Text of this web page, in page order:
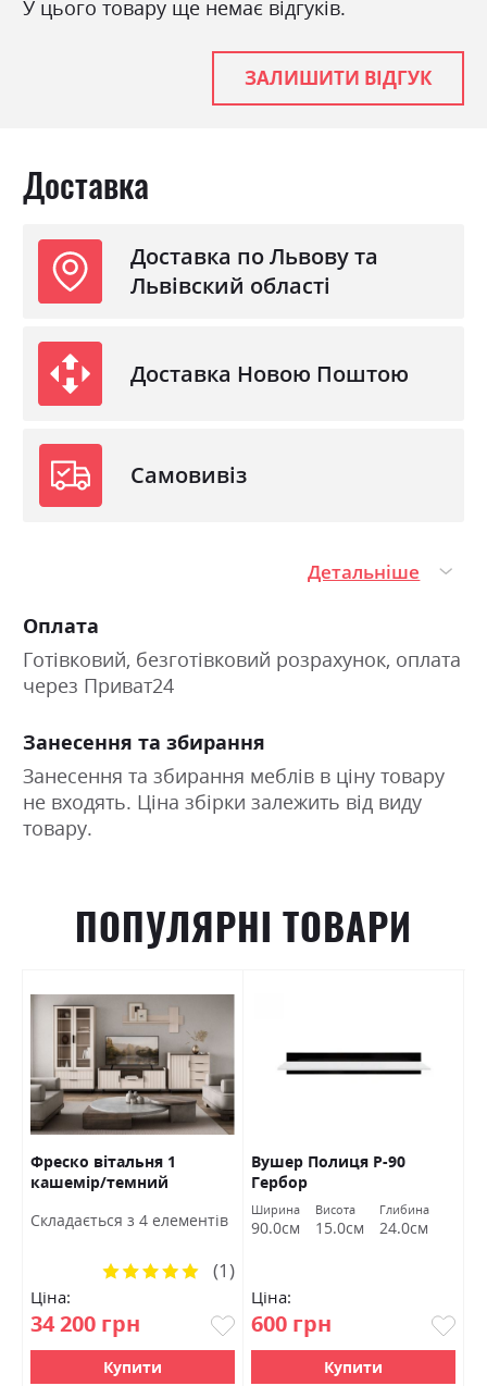
Матеріал ламінована ДСП
У цього товару ще немає відгуків.
ЗАЛИШИТИ ВІДГУК
Доставка
Доставка по Львову та
Львівский області
Доставка Новою Поштою
Самовивіз
Детальніше
Оплата
Готівковий, безготівковий розрахунок, оплата
через Приват24
Занесення та збирання
Занесення та збирання меблів в ціну товару
не входять. Ціна збірки залежить від виду
товару.
ПОПУЛЯРНІ ТОВАРИ
Фреско вітальня 1
кашемір/темний
Cкладається з 4 елементів
Ціна:
34 200 грн
Рейтинг:
(1)
Купити
Вушер Полиця Р-90
Гербор
Ширина
90.0см
Висота
15.0см
Глибина
24.0см
Ціна:
600 грн
Купити